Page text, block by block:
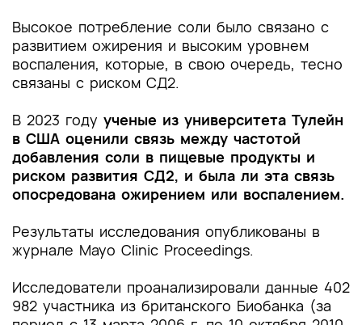
Высокое потребление соли было связано с
развитием ожирения и высоким уровнем
воспаления, которые, в свою очередь, тесно
связаны с риском СД2.
В 2023 году ученые из университета Тулейн
в США оценили связь между частотой
добавления соли в пищевые продукты и
риском развития СД2, и была ли эта связь
опосредована ожирением или воспалением.
Результаты исследования опубликованы в
журнале Mayo Clinic Proceedings.
Исследователи проанализировали данные 402
982 участника из британского Биобанка (за